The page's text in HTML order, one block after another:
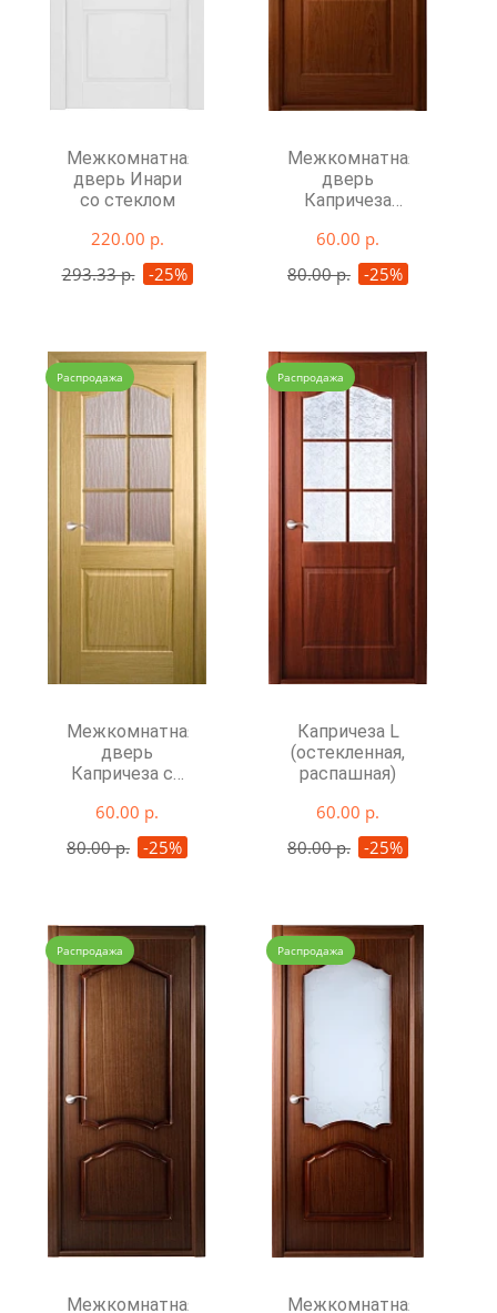
Межкомнатная
дверь Инари
со стеклом
220.00 р.
293.33 р.
-25%
Межкомнатная
дверь
Капричеза
60.00 р.
80.00 р. -25%
Распродажа
Межкомнатная
дверь
Капричеза со
60.00 р.
80.00 р. -25%
Распродажа
Капричеза L
(остекленная,
распашная)
60.00 р.
80.00 р. -25%
Распродажа
Межкомнатная
Распродажа
Межкомнатная